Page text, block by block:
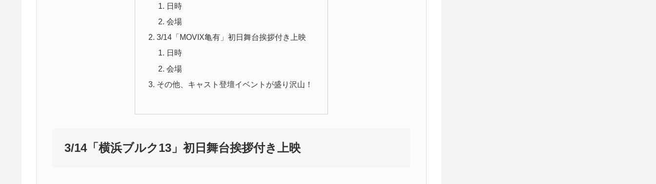
日時
会場
3/14「MOVIX亀有」初日舞台挨拶付き上映
日時
会場
その他、キャスト登壇イベントが盛り沢山！
3/14「横浜ブルク13」初日舞台挨拶付き上映